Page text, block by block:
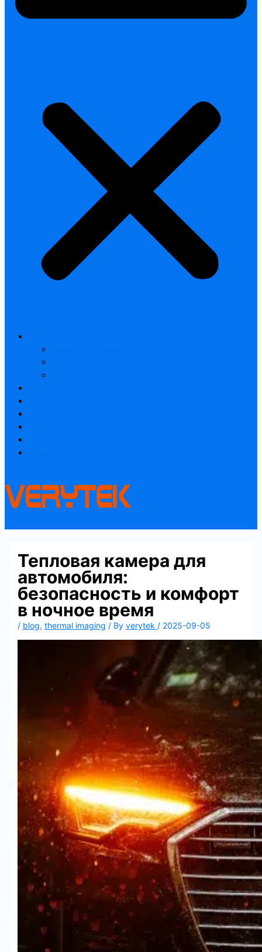
Тепловая камера для
автомобиля:
безопасность и комфорт
в ночное время
/ blog, thermal imaging / By verytek / 2025-09-05